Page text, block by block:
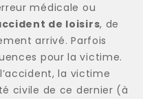
médicale ou
de loisirs, de
arrivé. Parfois
pour la victime.
la victime
civile de ce dernier (à